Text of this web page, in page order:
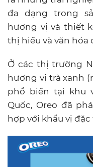
đa dạng trong
hương vị và thiết
thị hiếu và văn hóa
Ở các thị trường
hương vị trà xanh
phổ biến tại khu
Quốc, Oreo đã
hợp với khẩu vị